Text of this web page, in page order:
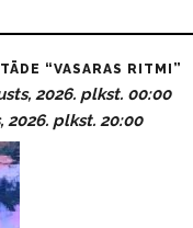
“VASARAS RITMI”
2026. plkst. 00:00
plkst. 20:00